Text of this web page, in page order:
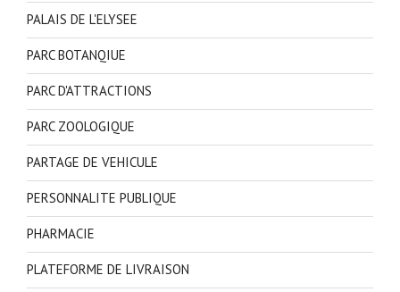
PALAIS DE L'ELYSEE
PARC BOTANQIUE
PARC D'ATTRACTIONS
PARC ZOOLOGIQUE
PARTAGE DE VEHICULE
PERSONNALITE PUBLIQUE
PHARMACIE
PLATEFORME DE LIVRAISON